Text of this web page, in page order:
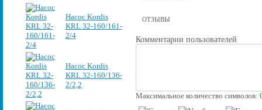
Насос Kordis
KRL 32-160/161-
2/4
Насос Kordis
KRL 32-160/136-
2/2,2
ОТЗЫВЫ
Комментарии пользователей
Максимальное количество символов: